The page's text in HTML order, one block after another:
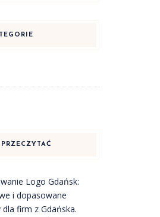
Logo Gdańsk:
i dopasowane
firm z Gdańska.